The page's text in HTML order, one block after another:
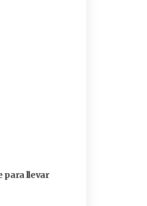
para llevar